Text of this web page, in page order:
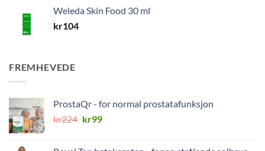
Weleda Skin Food 30 ml
kr104
FREMHEVEDE
ProstaQr - for normal prostatafunksjon
kr224 Opprinnelig
kr99Nåværende